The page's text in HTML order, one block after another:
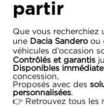
partir
Que vous recherchiez
une Dacia Sandero ou
véhicules d’occasion
Contrôlés et garantis
Disponibles
concession,
Proposés avec des
personnalisées.
👉 Retrouvez tous les